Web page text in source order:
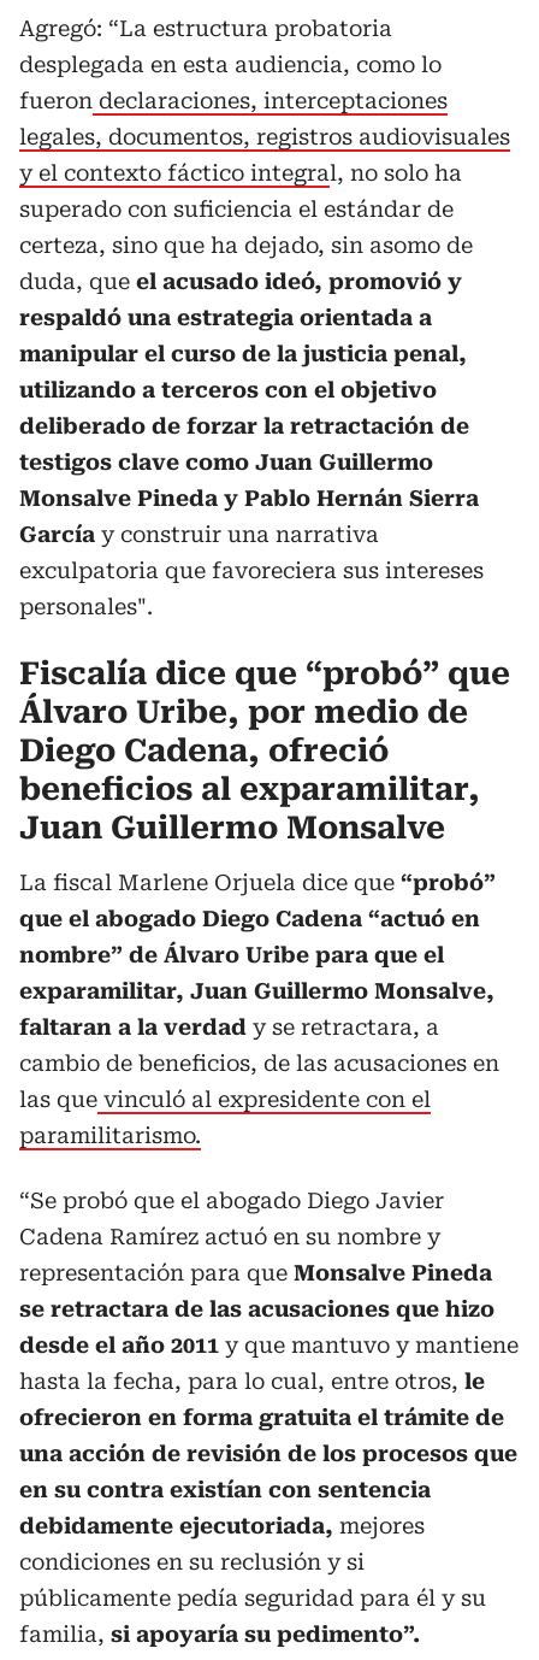
Agregó: “La estructura probatoria
desplegada en esta audiencia, como lo
fueron declaraciones, interceptaciones
legales, documentos, registros audiovisuales
y el contexto fáctico integral, no solo ha
superado con suficiencia el estándar de
certeza, sino que ha dejado, sin asomo de
duda, que el acusado ideó, promovió y
respaldó una estrategia orientada a
manipular el curso de la justicia penal,
utilizando a terceros con el objetivo
deliberado de forzar la retractación de
testigos clave como Juan Guillermo
Monsalve Pineda y Pablo Hernán Sierra
García y construir una narrativa
exculpatoria que favoreciera sus intereses
personales".
Fiscalía dice que “probó” que
Álvaro Uribe, por medio de
Diego Cadena, ofreció
beneficios al exparamilitar,
Juan Guillermo Monsalve
La fiscal Marlene Orjuela dice que “probó”
que el abogado Diego Cadena “actuó en
nombre” de Álvaro Uribe para que el
exparamilitar, Juan Guillermo Monsalve,
faltaran a la verdad y se retractara, a
cambio de beneficios, de las acusaciones en
las que vinculó al expresidente con el
paramilitarismo.
“Se probó que el abogado Diego Javier
Cadena Ramírez actuó en su nombre y
representación para que Monsalve Pineda
se retractara de las acusaciones que hizo
desde el año 2011 y que mantuvo y mantiene
hasta la fecha, para lo cual, entre otros, le
ofrecieron en forma gratuita el trámite de
una acción de revisión de los procesos que
en su contra existían con sentencia
debidamente ejecutoriada, mejores
condiciones en su reclusión y si
públicamente pedía seguridad para él y su
familia, si apoyaría su pedimento”.